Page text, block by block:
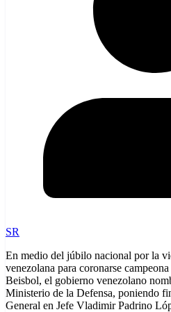
SR
En medio del júbilo nacional por la
venezolana para coronarse
Beisbol, el gobierno venezolano
Ministerio de la Defensa, poniendo
General en Jefe Vladimir Padrino